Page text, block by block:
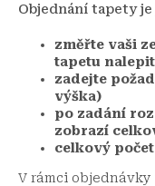
Objednání tapety
změřte vaši
tapetu nalepit
zadejte
výška)
po zadání
zobrazí
celkový
V rámci